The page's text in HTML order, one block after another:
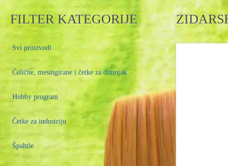
FILTER KATEGORIJE
Svi proizvodi
Čelične, mesingirane i četke za dimnjak
Hobby program
Četke za industriju
Špahtle